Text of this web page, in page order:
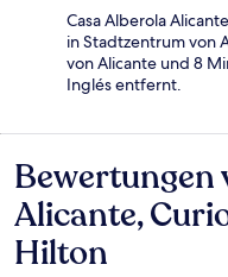
Casa Alberola
in Stadtzentrum von
von Alicante und 8
Inglés entfernt.
Bewertungen
Bewertungen
Alicante,
Hilton